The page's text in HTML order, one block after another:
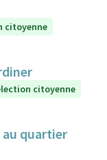
citoyenne
citoyenne
quartier